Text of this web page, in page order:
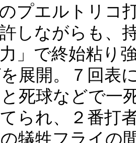
のプエルトリコ
しながらも、
」で終始粘り
展開。７回表
死球などで一
られ、２番打
犠牲フライの